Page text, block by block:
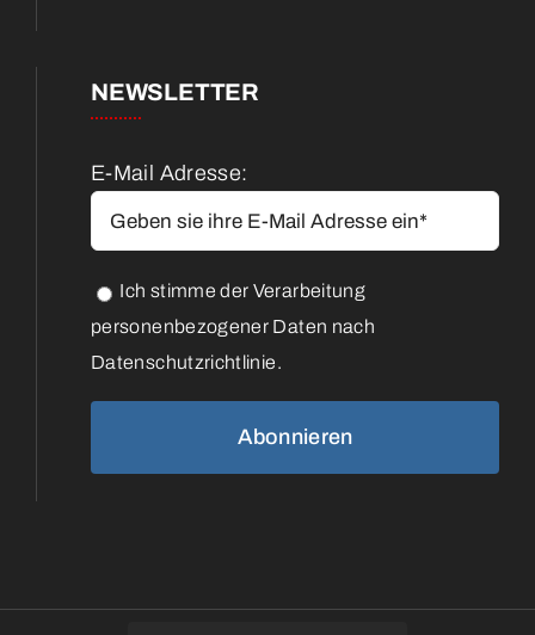
NEWSLETTER
E-Mail Adresse:
Ich stimme der Verarbeitung
personenbezogener Daten nach
Datenschutzrichtlinie.